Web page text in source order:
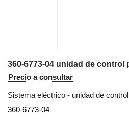
Precio a consultar
Sistema eléctrico - unidad de control
360-6773-04